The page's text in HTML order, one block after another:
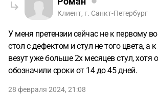
Клиент, г. Санкт-Петербург
У меня претензии сейчас не к первому
стол с дефектом и стул не того цвета, а
везут уже больше 2х месяцев стул, хотя
обозначили сроки от 14 до 45 дней.
28 февраля 2024, 21:08